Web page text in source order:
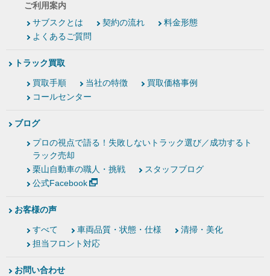
ご利用案内
サブスクとは
契約の流れ
料金形態
よくあるご質問
トラック買取
買取手順 当社の特徴
買取価格事例
コールセンター
ブログ
プロの視点で語る！失敗しないトラック選び／成功するト
ラック売却
栗山自動車の職人・挑戦
スタッフブログ
公式Facebook
お客様の声
すべて 車両品質・状態・仕様
清掃・美化
担当フロント対応
お問い合わせ